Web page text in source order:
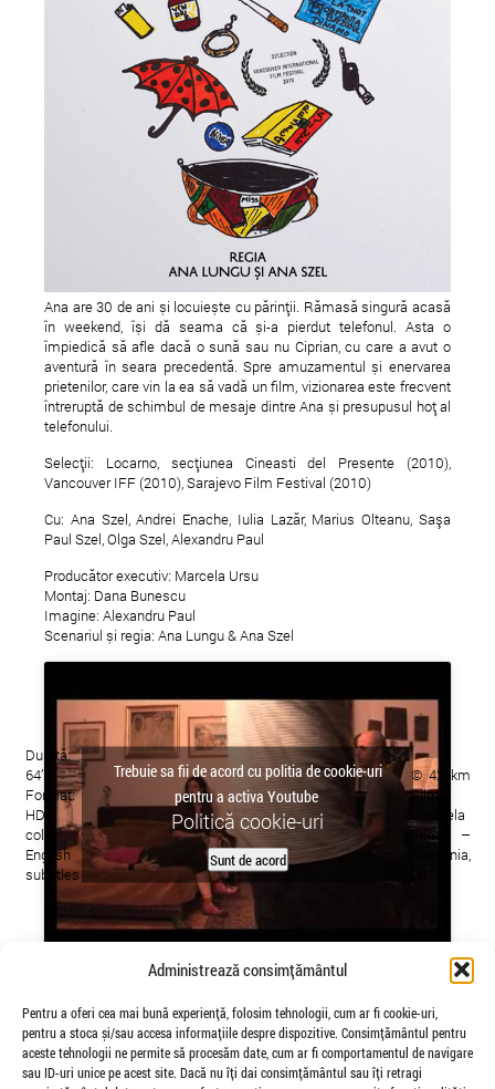
Administrează consimțământul
Pentru a oferi cea mai bună experiență, folosim tehnologii, cum ar fi cookie-uri,
pentru a stoca și/sau accesa informațiile despre dispozitive. Consimțământul pentru
aceste tehnologii ne permite să procesăm date, cum ar fi comportamentul de navigare
sau ID-uri unice pe acest site. Dacă nu îți dai consimțământul sau îți retragi
The MOOoD live @
CONTROL
Model's bday party
Ana are 30 de ani și locuiește cu părinții. Rămasă singură acasă
în weekend, își dă seama că și-a pierdut telefonul. Asta o
împiedică să afle dacă o sună sau nu Ciprian, cu care a avut o
aventură în seara precedentă. Spre amuzamentul și enervarea
prietenilor, care vin la ea să vadă un film, vizionarea este frecvent
întreruptă de schimbul de mesaje dintre Ana și presupusul hoț al
telefonului.
Selecții: Locarno, secțiunea Cineasti del Presente (2010),
Vancouver IFF (2010), Sarajevo Film Festival (2010)
Cu: Ana Szel, Andrei Enache, Iulia Lazăr, Marius Olteanu, Saşa
Paul Szel, Olga Szel, Alexandru Paul
Producător executiv: Marcela Ursu
Montaj: Dana Bunescu
Imagine: Alexandru Paul
Scenariul și regia: Ana Lungu & Ana Szel
Durată:
64’
Format:
HDV
color
English
subtitles
© 42 km
Film,
Umbrela
Film –
Romania,
Trebuie sa fii de acord cu politia de cookie-uri
pentru a activa Youtube
Politică cookie-uri
Sunt de acord
25 noiembrie, ora 19.00
Cinema Union